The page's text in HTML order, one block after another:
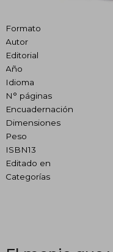
Formato
Autor
Editorial
Año
Idioma
N° páginas
Encuadernación
Dimensiones
Peso
ISBN13
Editado en
Categorías